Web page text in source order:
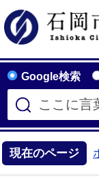
Google検索
現在のページ